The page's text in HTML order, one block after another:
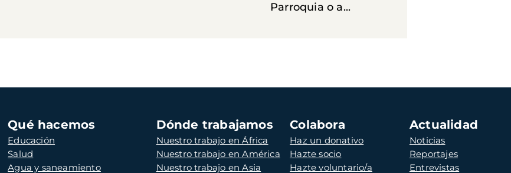
Parroquia o a...
Qué hacemos
Educación
Salud
Agua y saneamiento
Dónde trabajamos
Nuestro trabajo en África
Nuestro trabajo en América
Nuestro trabajo en Asia
Colabora
Haz un donativo
Hazte socio
Hazte voluntario/a
Actualidad
Noticias
Reportajes
Entrevistas